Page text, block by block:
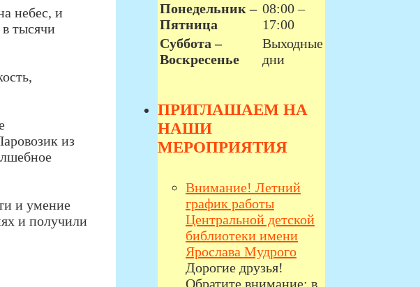
небес, и
тысячи
из
и умение
и получили
Понедельник –
Пятница
08:00 –
17:00
Суббота –
Воскресенье
Выходные
дни
ПРИГЛАШАЕМ НА
НАШИ
МЕРОПРИЯТИЯ
Внимание! Летний
график работы
Центральной детской
библиотеки имени
Ярослава Мудрого
Дорогие друзья!
Обратите внимание: в